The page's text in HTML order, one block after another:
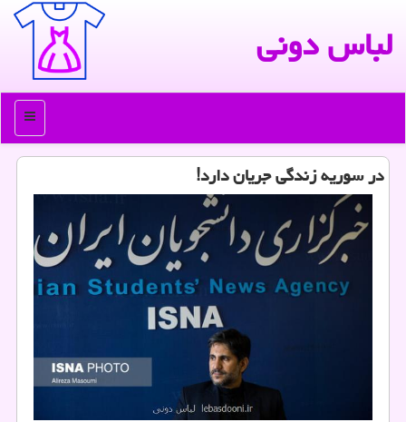
لباس دونی
منو
در سوریه زندگی جریان دارد!